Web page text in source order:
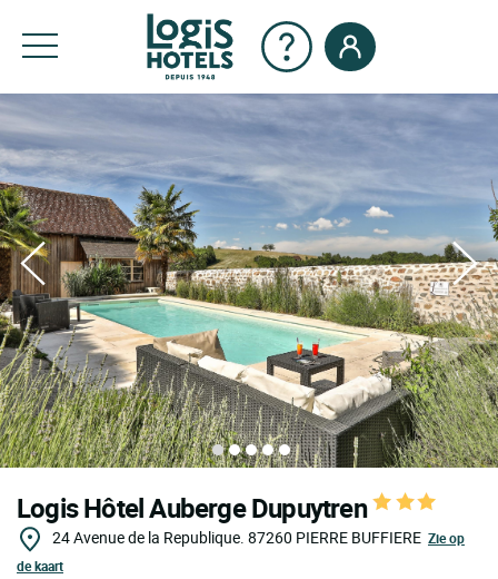
Logis Hôtel Auberge Dupuytren
24 Avenue de la Republique. 87260 PIERRE BUFFIERE Zie op
de kaart